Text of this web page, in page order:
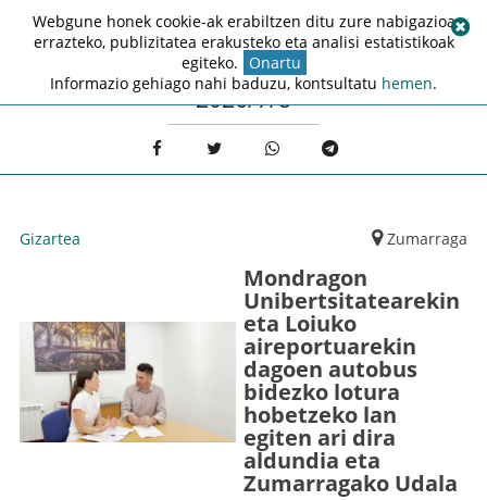
2026/7/8
Gizartea Zumarraga
Mondragon
Unibertsitatearekin
eta Loiuko
aireportuarekin
dagoen autobus
bidezko lotura
hobetzeko lan
egiten ari dira
aldundia eta
Zumarragako Udala
Webgune honek cookie-ak erabiltzen ditu zure nabigazioa
errazteko, publizitatea erakusteko eta analisi estatistikoak
egiteko. Onartu
Informazio gehiago nahi baduzu, kontsultatu hemen.